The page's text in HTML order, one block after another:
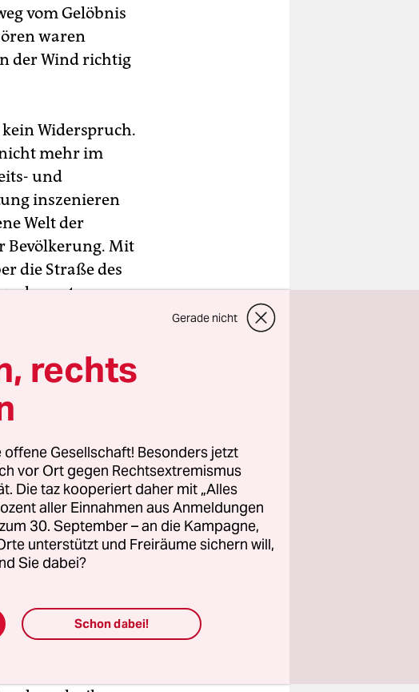
vom Gelöbnis
waren
der Wind richtig
Widerspruch.
mehr im
und
inszenieren
Welt der
Bevölkerung. Mit
die Straße des
unter
Gerade nicht
rechts
Gesellschaft! Besonders jetzt
vor Ort gegen Rechtsextremismus
Die taz kooperiert daher mit „Alles
aller Einnahmen aus Anmeldungen
30. September – an die Kampagne,
unterstützt und Freiräume sichern will,
Sie dabei?
Schon dabei!